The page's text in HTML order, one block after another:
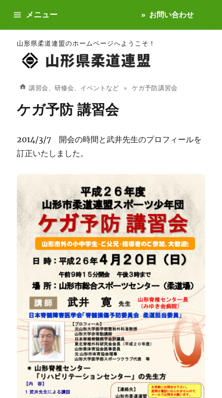
山形県柔道連盟のホームページへようこそ！
メニュー お問い合わせ
講習会、研修会、イベントなど ケガ予防 講習会
ケガ予防 講習会
2014/3/7 開会の時間と武井先生のプロフィールを
訂正いたしました。